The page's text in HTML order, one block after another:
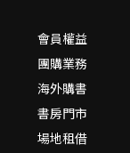
會員權益
團購業務
海外購書
書房門市
場地租借